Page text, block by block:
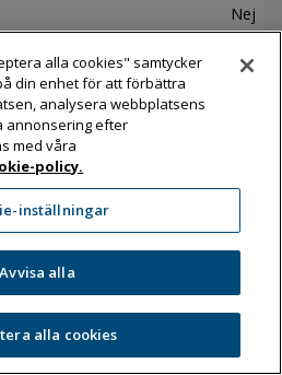
Nej
Art. nr2353936
1
DN 250
2
250 mm
alla cookies" samtycker
din enhet för att förbättra
analysera webbplatsens
annonsering efter
med våra
policy.
inställningar
Avvisa alla
alla cookies